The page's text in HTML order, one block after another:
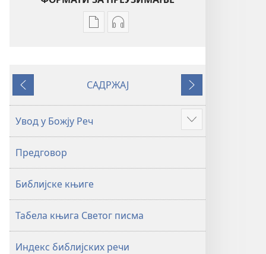
Формати
публикација
свет
издање
из
2019)
Формати
садржаја
свет
издање
из
2019)
Претходно
САДРЖАЈ
Следеће
Увод у Божју Реч Више
Предговор
Библијске књиге
Табела књига Светог писма
Индекс библијских речи